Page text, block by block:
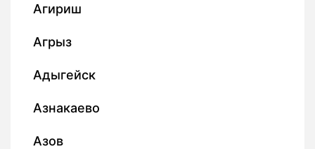
Агириш
Агрыз
Адыгейск
Азнакаево
Азов